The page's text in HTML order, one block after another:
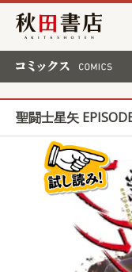
秋田書店
聖闘士星矢